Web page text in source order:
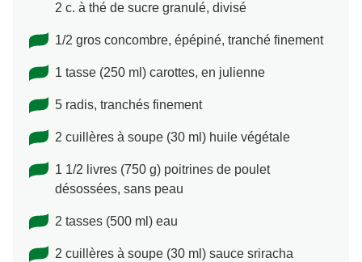
2 c. à thé de sucre granulé, divisé
1/2 gros concombre, épépiné, tranché finement
1 tasse (250 ml) carottes, en julienne
5 radis, tranchés finement
2 cuillères à soupe (30 ml) huile végétale
1 1/2 livres (750 g) poitrines de poulet
désossées, sans peau
2 tasses (500 ml) eau
2 cuillères à soupe (30 ml) sauce sriracha